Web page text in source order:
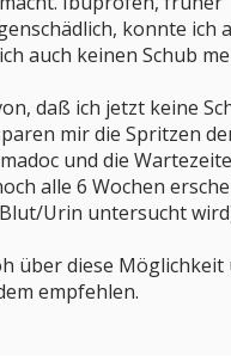
konnte ich
auch keinen Schub
daß ich jetzt keine
mir die Spritzen
und die
alle 6 Wochen
Urin untersucht
über diese Möglichkeit
empfehlen.